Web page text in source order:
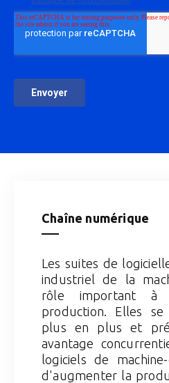
Chaîne numérique
Les suites de
industriel de la
rôle important à
production. Elles
plus en plus et
avantage
logiciels de
d'augmenter la